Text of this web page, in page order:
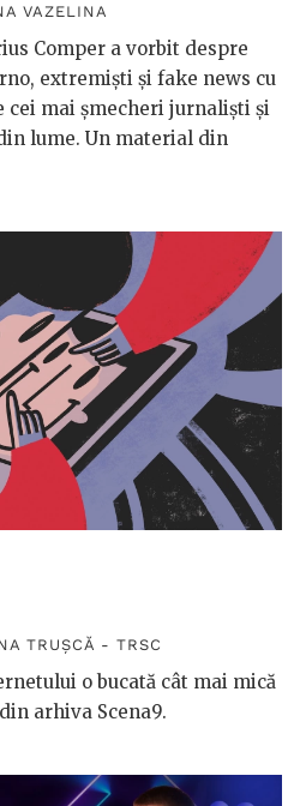
VAZELINA
Comper a vorbit despre
extremiști și fake news cu
cei mai șmecheri jurnaliști și
lume. Un material din
TRUȘCĂ - TRSC
o bucată cât mai mică
arhiva Scena9.